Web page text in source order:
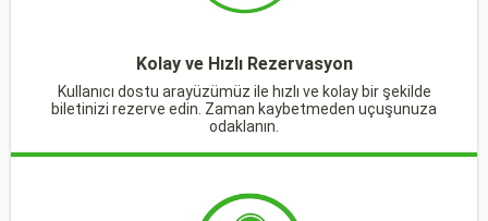
Kolay ve Hızlı Rezervasyon
Kullanıcı dostu arayüzümüz ile hızlı ve kolay bir şekilde
biletinizi rezerve edin. Zaman kaybetmeden uçuşunuza
odaklanın.